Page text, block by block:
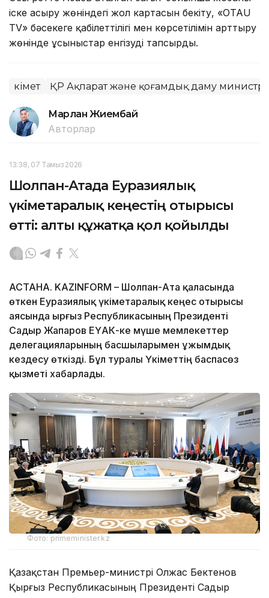
іске асыру жөніндегі жол картасын бекіту, «OTAU
TV» бәсекеге қабілеттілігі мен көрсетілімін арттыру
жөнінде ұсыныстар енгізуді тапсырды.
Үкімет ҚР Ақпарат және қоғамдық даму
Марлан Жиембай
Авторлар
13:38, 07 Тамыз 2026
Шолпан-Атада Еуразиялық
үкіметаралық кеңестің отырысы
өтті: алты құжатқа қол қойылды
АСТАНА. KAZINFORM – Шолпан-Ата қаласында
өткен Еуразиялық үкіметаралық кеңес отырысы
аясында Қырғыз Республикасының Президенті
Садыр Жапаров ЕҮАК-ке мүше мемлекеттер
делегацияларының басшыларымен ұжымдық
кездесу өткізді. Бұл туралы Үкіметтің баспасөз
қызметі хабарлады.
Фото: primeminister.kz
Қазақстан Премьер-министрі Олжас Бектенов
Қырғыз Республикасының Президенті Садыр